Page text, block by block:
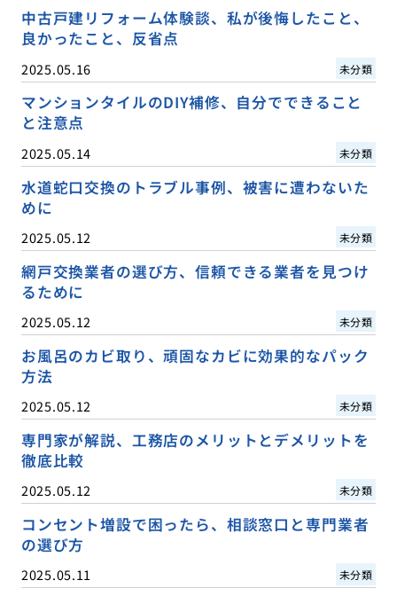
中古戸建リフォーム体験談、私が後悔したこと、
良かったこと、反省点
2025.05.16 未分類
マンションタイルのDIY補修、自分でできること
と注意点
2025.05.14 未分類
水道蛇口交換のトラブル事例、被害に遭わないた
めに
2025.05.12 未分類
網戸交換業者の選び方、信頼できる業者を見つけ
るために
2025.05.12 未分類
お風呂のカビ取り、頑固なカビに効果的なパック
方法
2025.05.12 未分類
専門家が解説、工務店のメリットとデメリットを
徹底比較
2025.05.12 未分類
コンセント増設で困ったら、相談窓口と専門業者
の選び方
2025.05.11 未分類